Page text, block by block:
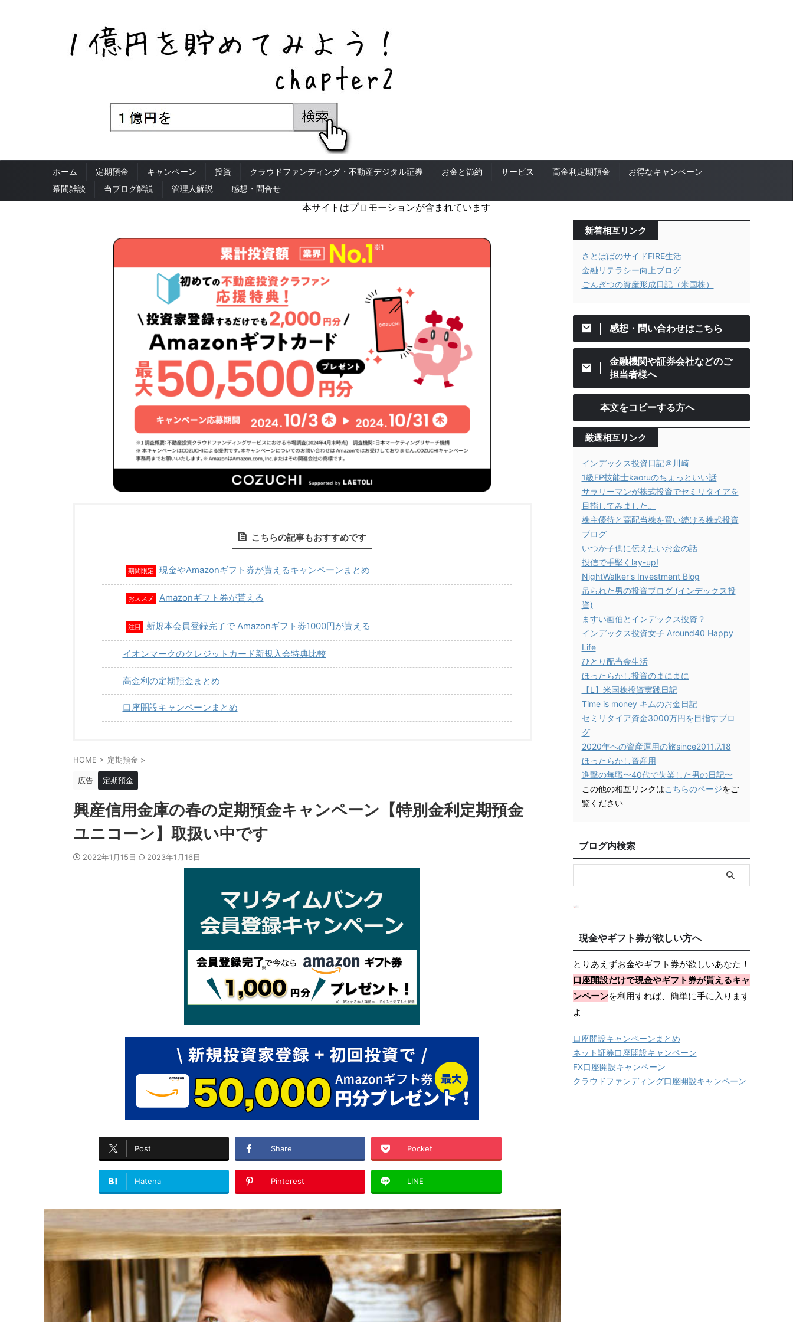
ホーム 定期預金 キャンペーン 投資 クラウドファンディング・不動産デジタル証券 お金と節約 サービス 高金利定期預金
お得なキャンペーン
幕間雑談
当ブログ解説 管理人解説 感想・問合せ
本サイトはプロモーションが含まれています
こちらの記事もおすすめです
期間限定 現金やAmazonギフト券が貰えるキャンペーンまとめ
おススメ Amazonギフト券が貰える
注目 新規本会員登録完了で Amazonギフト券1000円が貰える
イオンマークのクレジットカード新規入会特典比較
高金利の定期預金まとめ
口座開設キャンペーンまとめ
HOME > 定期預金 >
広告 定期預金
興産信用金庫の春の定期預金キャンペーン【特別金利定期預金
ユニコーン】取扱い中です
2022年1月15日 2023年1月16日
Post Share Pocket
Hatena Pinterest LINE
新着相互リンク
さとぱぱのサイドFIRE生活
金融リテラシー向上ブログ
ごんぎつの資産形成日記（米国株）
感想・問い合わせはこちら
金融機関や証券会社などのご
担当者様へ
本文をコピーする方へ
厳選相互リンク
インデックス投資日記＠川崎
1級FP技能士kaoruのちょっといい話
サラリーマンが株式投資でセミリタイアを
目指してみました。
株主優待と高配当株を買い続ける株式投資
ブログ
いつか子供に伝えたいお金の話
投信で手堅くlay-up!
NightWalker's Investment Blog
吊られた男の投資ブログ (インデックス投
資)
ますい画伯とインデックス投資？
インデックス投資女子 Around40 Happy
Life
ひとり配当金生活
ほったらかし投資のまにまに
【L】米国株投資実践日記
Time is money キムのお金日記
セミリタイア資金3000万円を目指すブロ
グ
2020年への資産運用の旅since2011.7.18
ほったらかし資産用
進撃の無職〜40代で失業した男の日記〜
この他の相互リンクはこちらのページをご
覧ください
ブログ内検索
現金やギフト券が欲しい方へ
とりあえずお金やギフト券が欲しいあなた！
口座開設だけで現金やギフト券が貰えるキャ
ンペーンを利用すれば、簡単に手に入ります
よ
口座開設キャンペーンまとめ
ネット証券口座開設キャンペーン
FX口座開設キャンペーン
クラウドファンディング口座開設キャンペーン